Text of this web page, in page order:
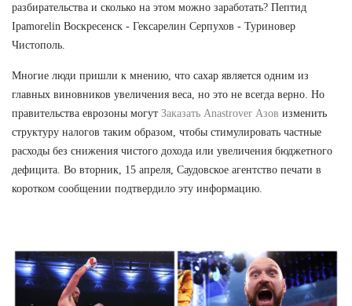
разбирательства и сколько на этом можно заработать? Пептид
Ipamorelin Воскресенск - Гексарелин Серпухов - Туриновер
Чистополь.
Многие люди пришли к мнению, что сахар является одним из
главных виновников увеличения веса, но это не всегда верно. Но
правительства еврозоны могут Заказать Anastrover Азов изменить
структуру налогов таким образом, чтобы стимулировать частные
расходы без снижения чистого дохода или увеличения бюджетного
дефицита. Во вторник, 15 апреля, Саудовское агентство печати в
коротком сообщении подтвердило эту информацию.